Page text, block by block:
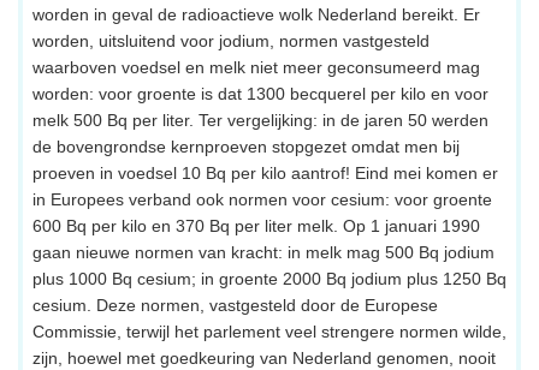
worden in geval de radioactieve wolk Nederland bereikt. Er
worden, uitsluitend voor jodium, normen vastgesteld
waarboven voedsel en melk niet meer geconsumeerd mag
worden: voor groente is dat 1300 becquerel per kilo en voor
melk 500 Bq per liter. Ter vergelijking: in de jaren 50 werden
de bovengrondse kernproeven stopgezet omdat men bij
proeven in voedsel 10 Bq per kilo aantrof! Eind mei komen er
in Europees verband ook normen voor cesium: voor groente
600 Bq per kilo en 370 Bq per liter melk. Op 1 januari 1990
gaan nieuwe normen van kracht: in melk mag 500 Bq jodium
plus 1000 Bq cesium; in groente 2000 Bq jodium plus 1250 Bq
cesium. Deze normen, vastgesteld door de Europese
Commissie, terwijl het parlement veel strengere normen wilde,
zijn, hoewel met goedkeuring van Nederland genomen, nooit